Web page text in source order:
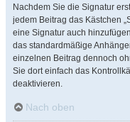
Nachdem Sie die Signatur
jedem Beitrag das Kästchen
eine Signatur auch
das standardmäßige
einzelnen Beitrag dennoch
Sie dort einfach das
deaktivieren.
Nach oben